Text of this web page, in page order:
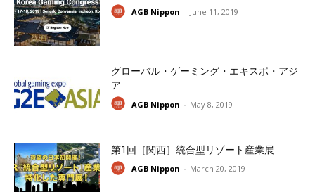
AGB Nippon - June 11, 2019
グローバル・ゲーミング・エキスポ・アジ
ア
AGB Nippon - May 8, 2019
第1回［関西］統合型リゾート産業展
AGB Nippon - March 20, 2019